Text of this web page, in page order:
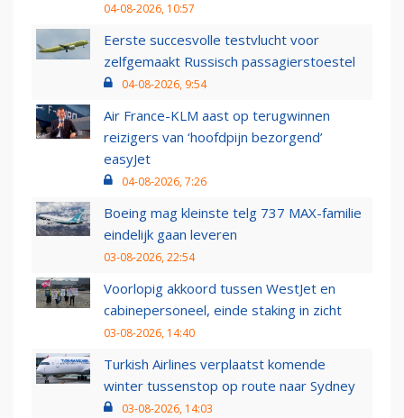
04-08-2026, 10:57
Eerste succesvolle testvlucht voor
zelfgemaakt Russisch passagierstoestel
04-08-2026, 9:54
Air France-KLM aast op terugwinnen
reizigers van ‘hoofdpijn bezorgend’
easyJet
04-08-2026, 7:26
Boeing mag kleinste telg 737 MAX-familie
eindelijk gaan leveren
03-08-2026, 22:54
Voorlopig akkoord tussen WestJet en
cabinepersoneel, einde staking in zicht
03-08-2026, 14:40
Turkish Airlines verplaatst komende
winter tussenstop op route naar Sydney
03-08-2026, 14:03